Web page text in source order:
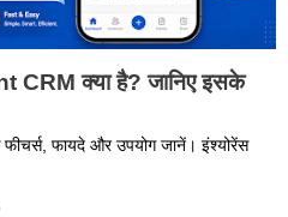
क्या है? जानिए इसके
फायदे और उपयोग जानें। इंश्योरेंस